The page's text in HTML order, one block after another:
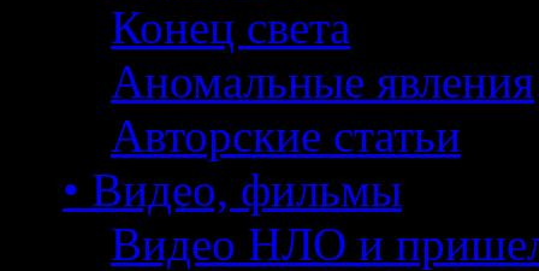
Конец света
Аномальные явления
Авторские статьи
• Видео, фильмы
Видео НЛО и